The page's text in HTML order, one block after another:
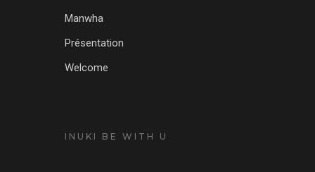
Manwha
Présentation
Welcome
INUKI BE WITH U